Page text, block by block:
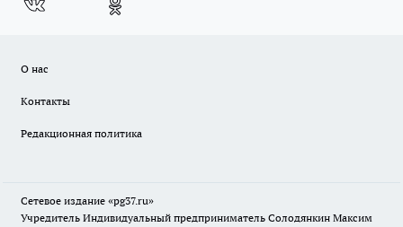
О нас
Контакты
Редакционная политика
Сетевое издание «pg37.ru»
Учредитель Индивидуальный предприниматель Солодянкин Максим